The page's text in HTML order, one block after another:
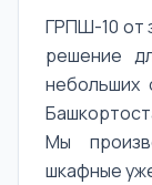
ГРПШ-10 от
решение
небольших
Мы
шкафные